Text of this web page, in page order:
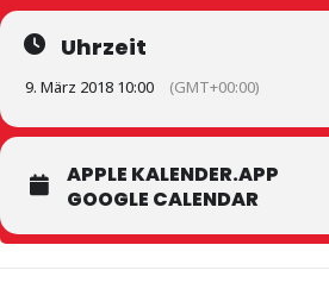
Uhrzeit
9. März 2018 10:00 (GMT+00:00)
APPLE KALENDER.APP
GOOGLE CALENDAR